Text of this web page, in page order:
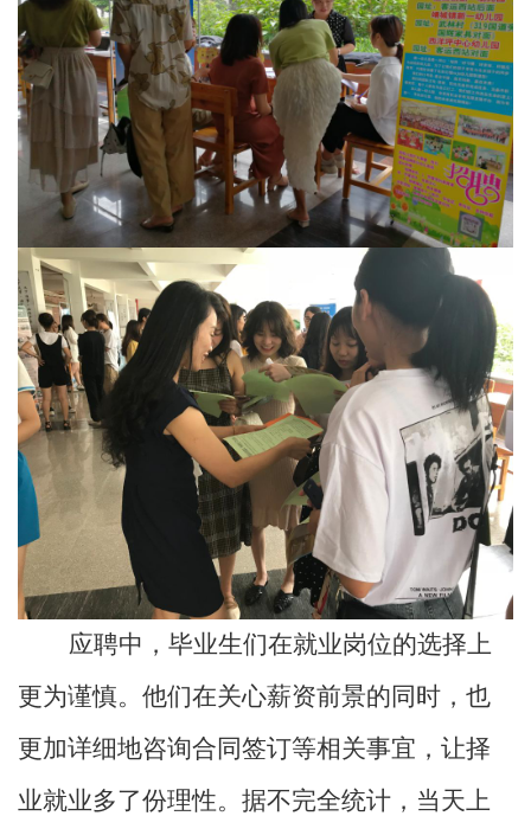
应聘中，毕业生们在就业岗位的选择上
更为谨慎。他们在关心薪资前景的同时，也
更加详细地咨询合同签订等相关事宜，让择
业就业多了份理性。据不完全统计，当天上